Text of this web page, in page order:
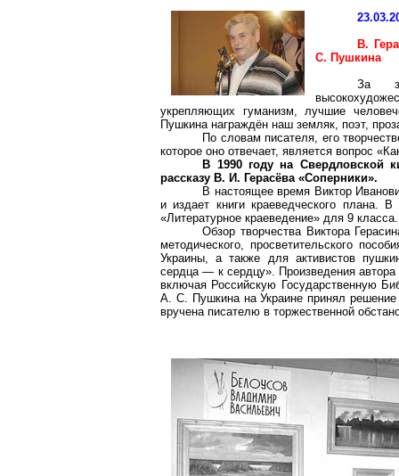
В.
С. Пушкина
За
укрепляющих гуманизм, лучшие
Пушкина награждён наш земляк, поэт,
По словам писателя, его
которое оно отвечает, является вопрос
В 1990 году на Свердловской
рассказу В. И. Герасёва «Соперники».
В настоящее время Виктор
и издает книги краеведческого плана.
«Литературное краеведение» для 9 класса.
Обзор творчества Виктора
методического, просветительского
Украины, а также для активистов
сердца — к сердцу». Произведения
включая Российскую Государственную
А. С. Пушкина на Украине принял решение
вручена писателю в торжественной